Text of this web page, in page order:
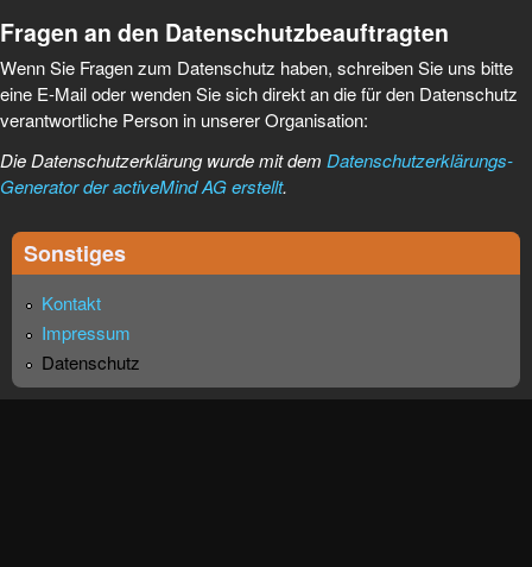
Fragen an den Datenschutzbeauftragten
Wenn Sie Fragen zum Datenschutz haben, schreiben Sie uns bitte
eine E-Mail oder wenden Sie sich direkt an die für den Datenschutz
verantwortliche Person in unserer Organisation:
Die Datenschutzerklärung wurde mit dem Datenschutzerklärungs-
Generator der activeMind AG erstellt.
Sonstiges
Kontakt
Impressum
Datenschutz